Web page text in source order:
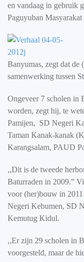
en vandaag in gebruik
Paguyuban
Banyumas, zegt dat de
samenwerking tussen
Ongeveer 7 scholen in
worden, zegt hij, te
Pamijen, SD Negeri
Taman Kanak-kanak
Karangsalam, PAUD
,,Dit is de tweede
Baturraden in 2009.”
voor (her)bouw in
Negeri Kebumen, SD
Kemutug Kidul.
,,Er zijn 29 scholen in
voorgesteld, maar de